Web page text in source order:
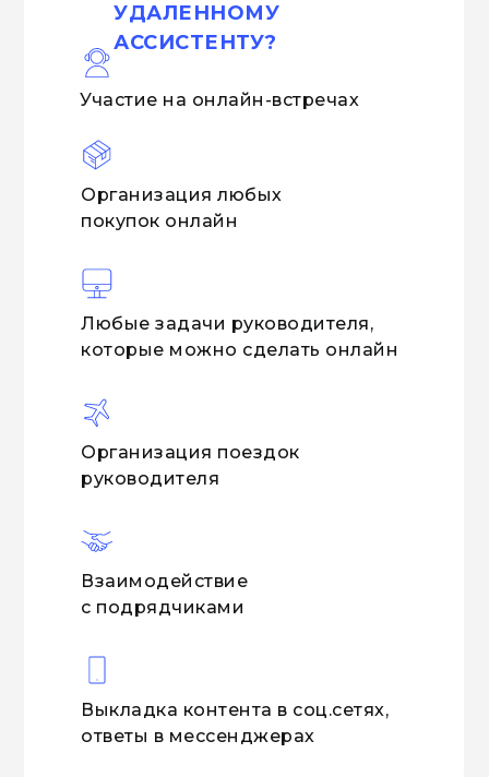
Участие на онлайн-встречах
УДАЛЕННОМУ
АССИСТЕНТУ?
Организация любых
покупок онлайн
Любые задачи руководителя,
которые можно сделать онлайн
Организация поездок
руководителя
Взаимодействие
с подрядчиками
Выкладка контента в соц.сетях,
ответы в мессенджерах